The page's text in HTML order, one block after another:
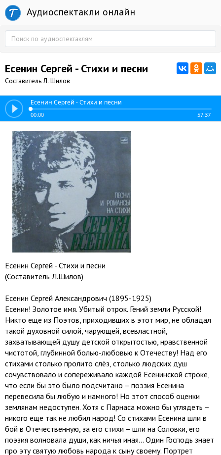
Аудиоспектакли онлайн
Есенин Сергей - Стихи и песни
Составитель Л. Шилов
Есенин Сергей - Стихи и песни
00:00 57:37
Есенин Сергей - Стихи и песни
(Составитель Л.Шилов)
Есенин Сергей Александрович (1895-1925)
Есенин! Золотое имя. Убитый отрок. Гений земли Русской!
Никто еще из Поэтов, приходивших в этот мир, не обладал
такой духовной силой, чарующей, всевластной,
захватывающей душу детской открытостью, нравственной
чистотой, глубинной болью-любовью к Отечеству! Над его
стихами столько пролито слёз, столько людских душ
сочувствовало и сопереживало каждой Есенинской строке,
что если бы это было подсчитано – поэзия Есенина
перевесила бы любую и намного! Но этот способ оценки
землянам недоступен. Хотя с Парнаса можно бы углядеть –
никого еще так не любил народ! Со стихами Есенина шли в
бой в Отечественную, за его стихи – шли на Соловки, его
поэзия волновала души, как ничья иная… Один Господь знает
про эту святую любовь народа к сыну своему. Портрет